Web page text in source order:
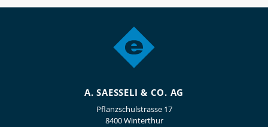
A. SAESSELI & CO. AG
Pflanzschulstrasse 17
8400 Winterthur